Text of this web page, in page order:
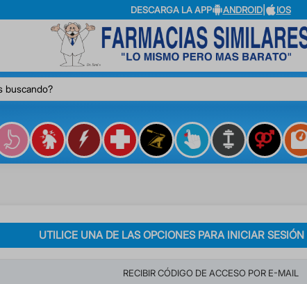
DESCARGA LA APP ANDROID| IOS
buscando?
UTILICE UNA DE LAS OPCIONES PARA INICIAR
RECIBIR CÓDIGO DE ACCESO POR E-MAIL